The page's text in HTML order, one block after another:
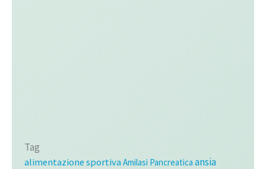
Tag
alimentazione sportivaAmilasi Pancreatica ansia